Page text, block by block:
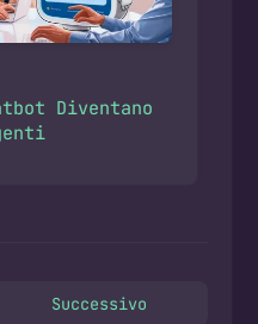
Diventano
Successivo